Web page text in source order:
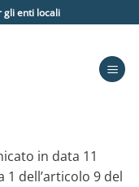
gli enti locali
in data 11
dell’articolo 9 del